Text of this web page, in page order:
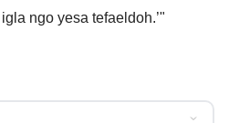
ngo yesa tefaeldoh.’"